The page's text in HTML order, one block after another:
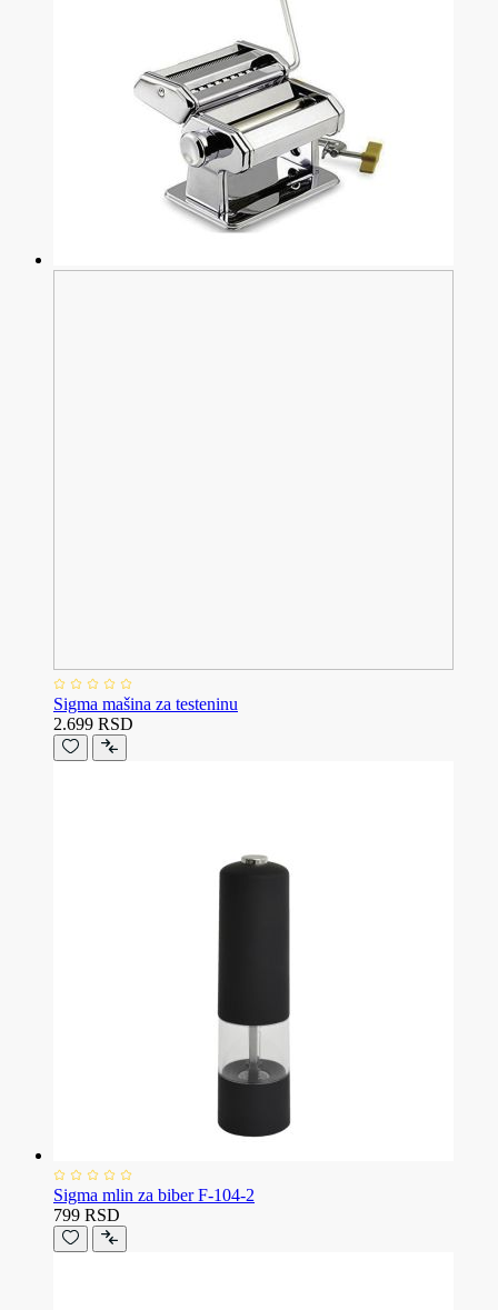
Sigma mašina za testeninu
2.699 RSD
Sigma mlin za biber F-104-2
799 RSD